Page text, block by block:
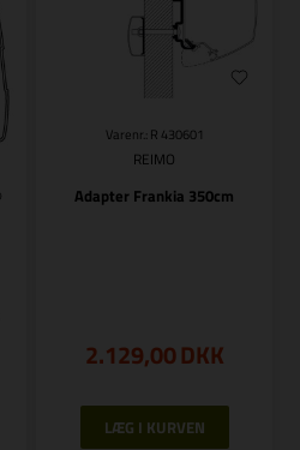
Varenr.: R 430601
REIMO
Adapter Frankia 350cm
2.129,00DKK